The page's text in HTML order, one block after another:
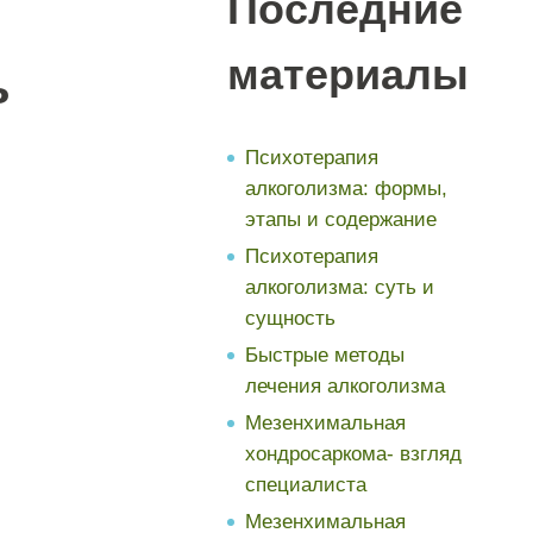
материалы
Психотерапия
алкоголизма: формы,
этапы и содержание
Психотерапия
алкоголизма: суть и
сущность
Быстрые методы
лечения алкоголизма
Мезенхимальная
хондросаркома- взгляд
специалиста
Мезенхимальная